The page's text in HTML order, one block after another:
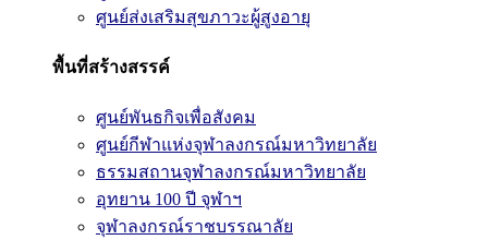
ศูนย์ส่งเสริมสุขภาวะผู้สูงอายุ
พื้นที่สร้างสรรค์
ศูนย์พันธกิจเพื่อสังคม
ศูนย์กีฬาแห่งจุฬาลงกรณ์มหาวิทยาลัย
ธรรมสถานจุฬาลงกรณ์มหาวิทยาลัย
อุทยาน 100 ปี จุฬาฯ
จุฬาลงกรณ์ราชบรรณาลัย